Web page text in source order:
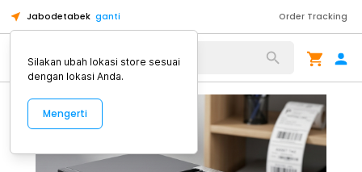
Jabodetabek ganti Order Tracking
Alat Kopi
Silakan ubah lokasi store sesuai
dengan lokasi Anda.
Mengerti